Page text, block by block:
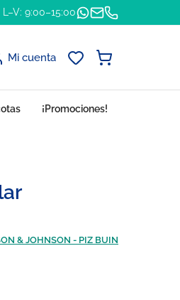
L–V: 9:00–15:00
Mi cuenta
¡Promociones!
& JOHNSON - PIZ BUIN